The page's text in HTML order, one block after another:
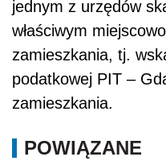
jednym z urzędów
właściwym
zamieszkania, tj.
podatkowej PIT –
zamieszkania.
POWIĄZANE